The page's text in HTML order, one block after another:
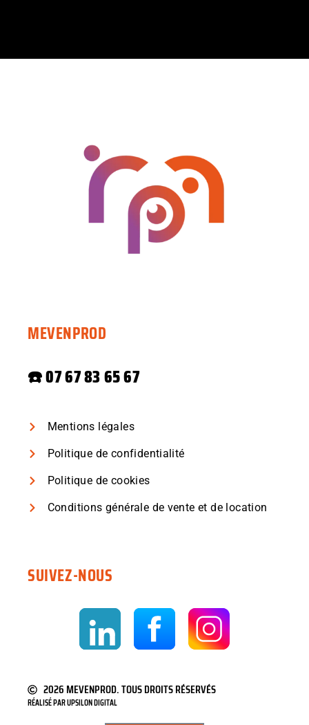
MEVENPROD
☎️07 67 83 65 67
Mentions légales
Politique de confidentialité
Politique de cookies
Conditions générale de vente et de location
SUIVEZ-NOUS
2026 MEVENPROD. TOUS DROITS RÉSERVÉS
RÉALISÉ PARUPSILON DIGITAL